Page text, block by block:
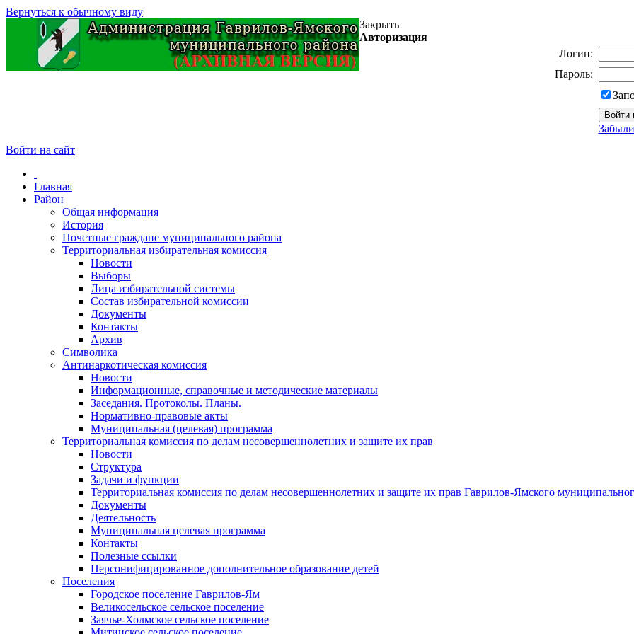
Вернуться к обычному виду
Закрыть
Авторизация
Логин:
Пароль:
Войти на сайт
Главная
Район
Общая информация
История
Почетные граждане муниципального района
Территориальная избирательная комиссия
Новости
Выборы
Лица избирательной системы
Состав избирательной комиссии
Документы
Контакты
Архив
Символика
Антинаркотическая комиссия
Новости
Информационные, справочные и методические материалы
Заседания. Протоколы. Планы.
Нормативно-правовые акты
Муниципальная (целевая) программа
Территориальная комиссия по делам несовершеннолетних и защите их прав
Новости
Структура
Задачи и функции
Территориальная комиссия по делам несовершеннолетних и защите их прав Гаврилов-Ямского
Документы
Деятельность
Муниципальная целевая программа
Контакты
Полезные ссылки
Персонифицированное дополнительное образование детей
Поселения
Городское поселение Гаврилов-Ям
Великосельское сельское поселение
Заячье-Холмское сельское поселение